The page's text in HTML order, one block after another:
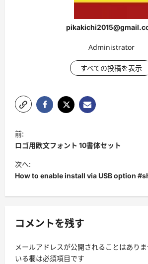
Administrator
すべての投稿を表示
投
稿
ナ
ビ
シ
ン
前:
ロゴ用欧文フォント 10書体セット
次へ:
How to enable install via USB option
コメントを残す
メールアドレスが公開されることはありま
いる欄は必須項目です